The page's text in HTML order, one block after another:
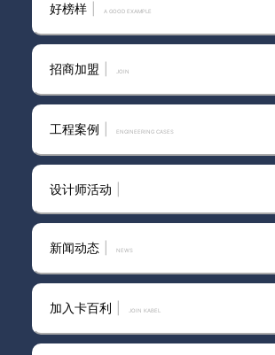
卡百利艺术涂料
列之“桃花粉”（客
小朋友爱打闹，总
鸦？把墙刮花？蒋
卡百利艺术涂料的
意大利卡百利艺术
好榜样 A GOOD EXAMPLE
招商加盟 join
工程案例 ENGINEERING CASES
设计师活动
新闻动态 news
加入卡百利 JOIN KABEL